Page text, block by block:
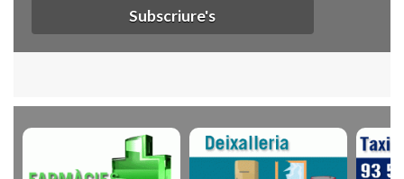
Subscriure's